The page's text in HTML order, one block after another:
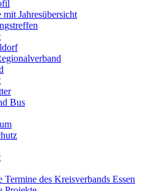
mit Jahresübersicht
Bus
Termine des Kreisverbands Essen